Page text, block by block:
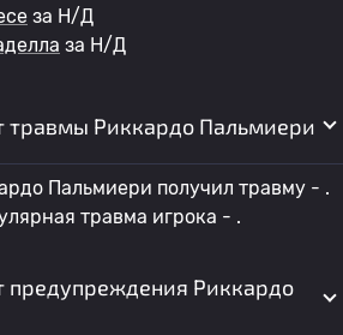
за Н/Д
за Н/Д
травмы Риккардо Пальмиери
Пальмиери получил травму - .
травма игрока - .
предупреждения Риккардо